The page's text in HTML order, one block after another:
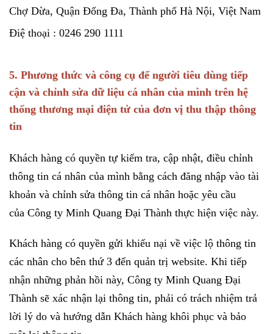
Chợ Dừa, Quận Đống Đa, Thành phố Hà Nội, Việt Nam
Điệ thoại : 0246 290 1111
5. Phương thức và công cụ để người tiêu dùng tiếp
cận và chỉnh sửa dữ liệu cá nhân của mình trên hệ
thống thương mại điện tử của đơn vị thu thập thông
tin
Khách hàng có quyền tự kiểm tra, cập nhật, điều chỉnh
thông tin cá nhân của mình bằng cách đăng nhập vào tài
khoản và chỉnh sửa thông tin cá nhân hoặc yêu cầu
của Công ty Minh Quang Đại Thành thực hiện việc này.
Khách hàng có quyền gửi khiếu nại về việc lộ thông tin
các nhân cho bên thứ 3 đến quản trị website. Khi tiếp
nhận những phản hồi này, Công ty Minh Quang Đại
Thành sẽ xác nhận lại thông tin, phải có trách nhiệm trả
lời lý do và hướng dẫn Khách hàng khôi phục và bảo